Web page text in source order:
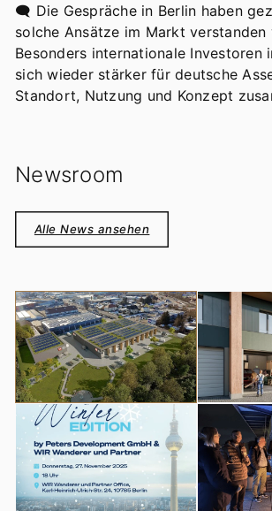
🗨️ Die Gespräche in Berlin haben
solche Ansätze im Markt verstanden
Besonders internationale Investoren
sich wieder stärker für deutsche
Standort, Nutzung und Konzept
Newsroom
Alle News ansehen